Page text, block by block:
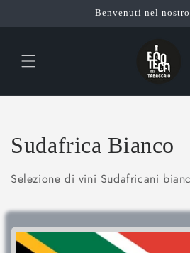
ai contenuti
Benvenuti nel
C
o
l
Sudafrica Bianco
Selezione di vini Sudafricani